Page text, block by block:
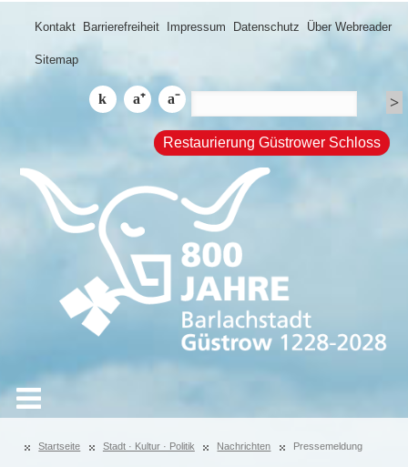
Kontakt Barrierefreiheit Impressum Datenschutz Über Webreader
Sitemap
Restaurierung Güstrower Schloss
Startseite Stadt · Kultur · Politik Nachrichten Pressemeldung